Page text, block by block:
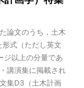
論文のうち，土木
式（ただし英文
ジ以上の分量であ
講演集に掲載され
集D3（土木計画